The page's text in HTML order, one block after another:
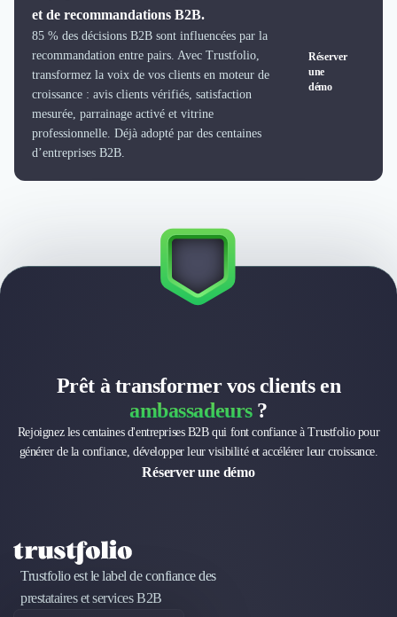
Assurance
Expertise Comptable
Subventions & Aides
Levée de fonds
Droit des Affaires
Externalisation Administrative
Direction Financière Externalisée (DAF)
Transactions Services
Restructuring
Propriété Intellectuelle (IP/IT)
Banque
Gestion de trésorerie
Solutions de Paiement
UX & UI Design
Développement Web
Packaging & Emballages
Support Client
Téléphonie & Télécommunication
Chatbot
et de recommandations B2B.
85 % des décisions B2B sont influencées par la
recommandation entre pairs. Avec Trustfolio,
transformez la voix de vos clients en moteur de
croissance : avis clients vérifiés, satisfaction
mesurée, parrainage activé et vitrine
professionnelle. Déjà adopté par des centaines
d’entreprises B2B.
Réserver
une
démo
Prêt à transformer vos clients en
ambassadeurs?
Rejoignez les centaines d'entreprises B2B qui font confiance à Trustfolio pour
générer de la confiance, développer leur visibilité et accélérer leur croissance.
Réserver une démo
Trustfolio est le label de confiance des
prestataires et services B2B